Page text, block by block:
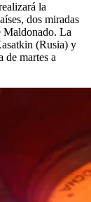
la
dos miradas
Maldonado. La
(Rusia) y
de martes a